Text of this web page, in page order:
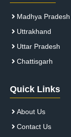
Madhya Pradesh
Uttrakhand
Uttar Pradesh
Chattisgarh
Quick Links
About Us
Contact Us